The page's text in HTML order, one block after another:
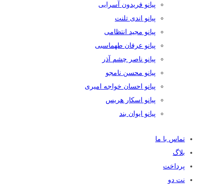
پیانو فریدون آسرایی
پیانو اندی تلنت
پیانو مجید انتظامی
پیانو عرفان طهماسبی
پیانو ناصر چشم آذر
پیانو محسن نامجو
پیانو احسان خواجه امیری
پیانو اسکار هریس
پیانو ایوان بند
تماس با ما
بلاگ
پرداخت
نت دو